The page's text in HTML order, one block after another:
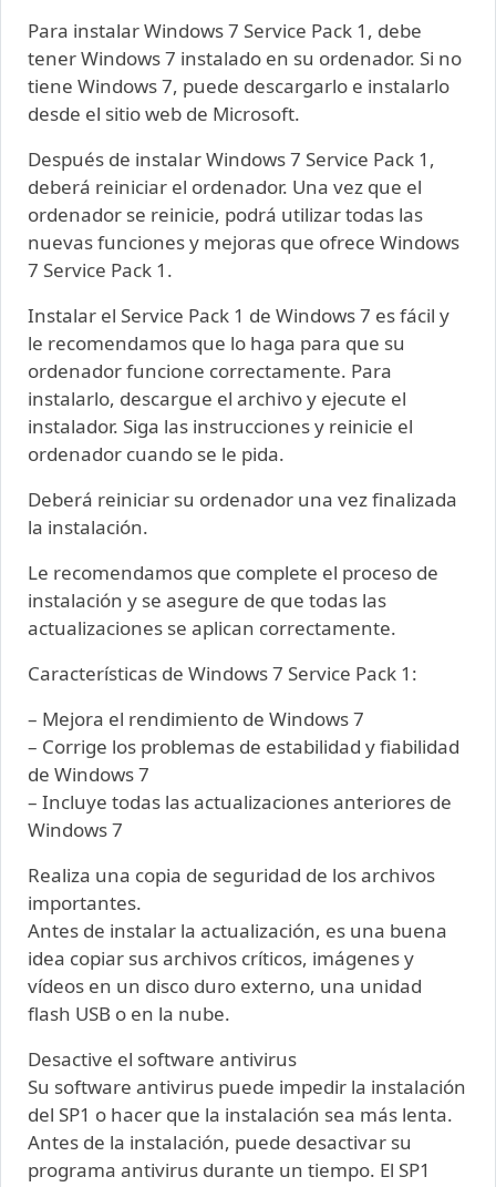
Para instalar Windows 7 Service Pack 1, debe
tener Windows 7 instalado en su ordenador. Si no
tiene Windows 7, puede descargarlo e instalarlo
desde el sitio web de Microsoft.
Después de instalar Windows 7 Service Pack 1,
deberá reiniciar el ordenador. Una vez que el
ordenador se reinicie, podrá utilizar todas las
nuevas funciones y mejoras que ofrece Windows
7 Service Pack 1.
Instalar el Service Pack 1 de Windows 7 es fácil y
le recomendamos que lo haga para que su
ordenador funcione correctamente. Para
instalarlo, descargue el archivo y ejecute el
instalador. Siga las instrucciones y reinicie el
ordenador cuando se le pida.
Deberá reiniciar su ordenador una vez finalizada
la instalación.
Le recomendamos que complete el proceso de
instalación y se asegure de que todas las
actualizaciones se aplican correctamente.
Características de Windows 7 Service Pack 1:
– Mejora el rendimiento de Windows 7
– Corrige los problemas de estabilidad y fiabilidad
de Windows 7
– Incluye todas las actualizaciones anteriores de
Windows 7
Realiza una copia de seguridad de los archivos
importantes.
Antes de instalar la actualización, es una buena
idea copiar sus archivos críticos, imágenes y
vídeos en un disco duro externo, una unidad
flash USB o en la nube.
Desactive el software antivirus
Su software antivirus puede impedir la instalación
del SP1 o hacer que la instalación sea más lenta.
Antes de la instalación, puede desactivar su
programa antivirus durante un tiempo. El SP1